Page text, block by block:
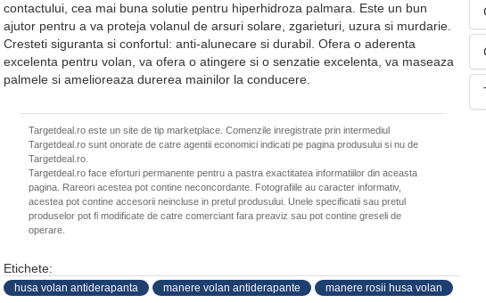
contactului, cea mai buna solutie pentru hiperhidroza palmara. Este un bun
ajutor pentru a va proteja volanul de arsuri solare, zgarieturi, uzura si murdarie.
Cresteti siguranta si confortul: anti-alunecare si durabil. Ofera o aderenta
excelenta pentru volan, va ofera o atingere si o senzatie excelenta, va maseaza
palmele si amelioreaza durerea mainilor la conducere.
Targetdeal.ro este un site de tip marketplace. Comenzile inregistrate prin intermediul
Targetdeal.ro sunt onorate de catre agentii economici indicati pe pagina produsului si nu de
Targetdeal.ro.
Targetdeal.ro face eforturi permanente pentru a pastra exactitatea informatiilor din aceasta
pagina. Rareori acestea pot contine neconcordante. Fotografiile au caracter informativ,
acestea pot contine accesorii neincluse in pretul produsului. Unele specificatii sau pretul
produselor pot fi modificate de catre comerciant fara preaviz sau pot contine greseli de
operare.
Etichete:
husa volan antiderapanta manere volan antiderapante manere rosii husa volan